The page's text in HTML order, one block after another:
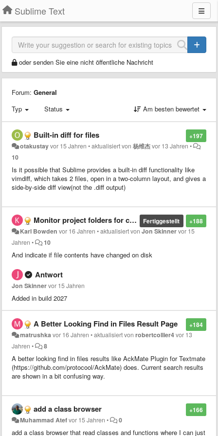
Sublime Text
oder senden Sie eine nicht öffentliche Nachricht
Forum: General
Typ
Status Am besten bewertet
+197
Built-in diff for files
otakustayvor 15 Jahren •aktualisiert von杨维杰vor 13 Jahren •
10
Is it possible that Sublime provides a built-in diff functionality like
vimdiff, which takes 2 files, open in a two-column layout, and gives a
side-by-side diff view(not the .diff output)
+188
Fertiggestellt
Monitor project folders for changes
Karl Bowden vor 16 Jahren •aktualisiert vonJon Skinnervor 15
Jahren • 10
And indicate if file contents have changed on disk
Antwort
Jon Skinnervor 15 Jahren
Added in build 2027
+184
A Better Looking Find in Files Result Page
matrushkavor 16 Jahren •aktualisiert vonrobertcollier4vor 13
Jahren • 8
A better looking find in files results like AckMate Plugin for Textmate
(https://github.com/protocool/AckMate) does. Current search results
are shown in a bit confusing way.
+166
add a class browser
Muhammad Atefvor 15 Jahren • 0
add a class browser that read classes and functions where I can just